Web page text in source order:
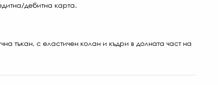
дебитна карта.
тъкан, с еластичен колан и къдри в долната част на